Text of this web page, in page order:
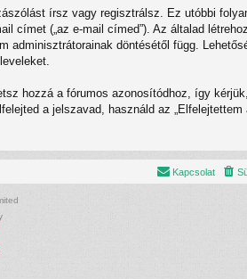
írsz vagy regisztrálsz. Ez utóbbi
címet („az e-mail címed”). Az általad
döntésétől függ.
hozzá a fórumos azonosítódhoz, így
a jelszavad, használd az
Kapcsolat